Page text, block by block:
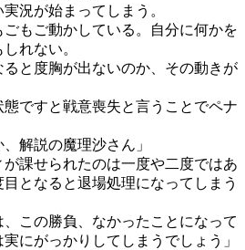
況が始まってしまう。
もご動かしている。自分に何かを
れない。
と度胸が出ないのか、その動きが
態ですと戦意喪失と言うことでペナ
解説の魔理沙さん」
が課せられたのは一度や二度ではあ
となると退場処理になってしまう
、この勝負、なかったことになって
にがっかりしてしまうでしょう」